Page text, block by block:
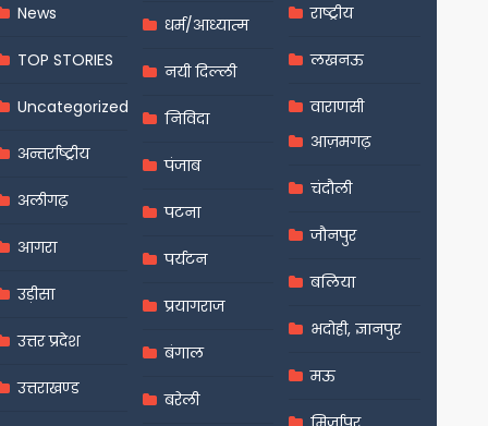
News
TOP STORIES
Uncategorized
अन्तर्राष्ट्रीय
अलीगढ़
आगरा
उड़ीसा
उत्तर प्रदेश
उत्तराखण्ड
धर्म/आध्यात्म
नयी दिल्ली
निविदा
पंजाब
पटना
पर्यटन
प्रयागराज
बंगाल
बरेली
राष्ट्रीय
लखनऊ
वाराणसी
आज़मगढ़
चंदौली
जौनपुर
बलिया
भदोही, ज्ञानपुर
मऊ